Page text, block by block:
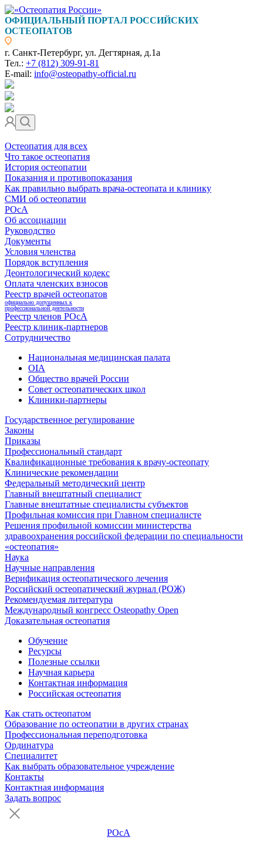
ОФИЦИАЛЬНЫЙ ПОРТАЛ РОССИЙСКИХ
ОСТЕОПАТОВ
г. Санкт-Петербург, ул. Дегтярная, д.1а
Тел.: +7 (812) 309-91-81
E-mail: info@osteopathy-official.ru
Остеопатия для всех
Что такое остеопатия
История остеопатии
Показания и противопоказания
Как правильно выбрать врача-остеопата и клинику
СМИ об остеопатии
РОсА
Об ассоциации
Руководство
Документы
Условия членства
Порядок вступления
Деонтологический кодекс
Оплата членских взносов
Реестр врачей остеопатов
официально допущенных к
профессиональной деятельности
Реестр членов РОсА
Реестр клиник-партнеров
Сотрудничество
Национальная медицинская палата
OIA
Общество врачей России
Совет остеопатических школ
Клиники-партнеры
Государственное регулирование
Законы
Приказы
Профессиональный стандарт
Квалификационные требования к врачу-остеопату
Клинические рекомендации
Федеральный методический центр
Главный внештатный специалист
Главные внештатные специалисты субъектов
Профильная комиссия при Главном специалисте
Решения профильной комиссии министерства
здравоохранения российской федерации по специальности
«остеопатия»
Наука
Научные направления
Верификация остеопатического лечения
Российский остеопатический журнал (РОЖ)
Рекомендуемая литература
Международный конгресс Osteopathy Open
Доказательная остеопатия
Обучение
Ресурсы
Полезные ссылки
Научная карьера
Контактная информация
Российская остеопатия
Как стать остеопатом
Образование по остеопатии в других странах
Профессиональная переподготовка
Ординатура
Специалитет
Как выбрать образовательное учреждение
Контакты
Контактная информация
Задать вопрос
РОсА